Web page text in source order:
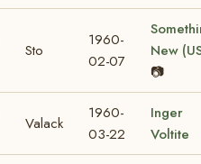
Sto
1960-
02-07
New
📷
Valack
1960-
03-22
Inger
Voltite